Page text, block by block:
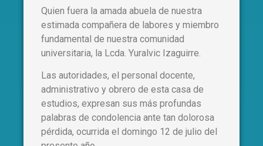
Quien fuera la amada abuela de nuestra
estimada compañera de labores y miembro
fundamental de nuestra comunidad
universitaria, la Lcda. Yuralvic Izaguirre.
Las autoridades, el personal docente,
administrativo y obrero de esta casa de
estudios, expresan sus más profundas
palabras de condolencia ante tan dolorosa
pérdida, ocurrida el domingo 12 de julio del